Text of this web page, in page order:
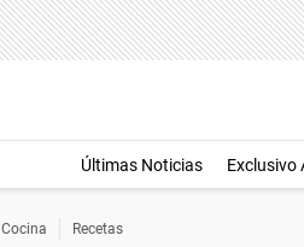
Últimas Noticias Exclusivo
Cocina Recetas